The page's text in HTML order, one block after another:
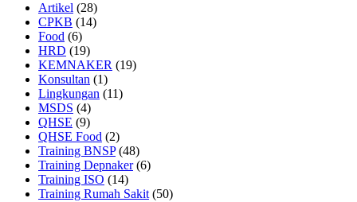
Artikel (28)
CPKB (14)
Food (6)
HRD (19)
KEMNAKER (19)
Konsultan (1)
Lingkungan (11)
MSDS (4)
QHSE (9)
QHSE Food (2)
Training BNSP(48)
Training Depnaker(6)
Training ISO (14)
Training Rumah Sakit (50)